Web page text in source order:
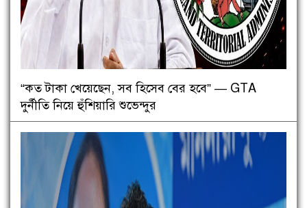
“কত টাকা খেয়েছেন, সব হিসেব বের হবে” — GTA
দুর্নীতি নিয়ে হুঁশিয়ারি শুভেন্দুর